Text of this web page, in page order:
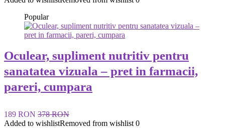
Popular
Oculear, supliment nutritiv pentru
sanatatea vizuala – pret in farmacii,
pareri, cumpara
189 RON 378 RON
Added to wishlistRemoved from wishlist 0